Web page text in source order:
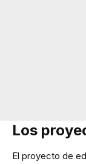
Los
El proyecto de